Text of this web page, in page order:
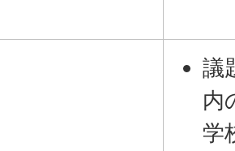
議
内
学